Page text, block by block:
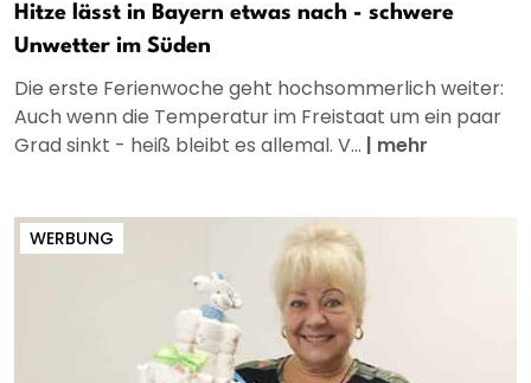
Hitze lässt in Bayern etwas nach - schwere
Unwetter im Süden
Die erste Ferienwoche geht hochsommerlich weiter:
Auch wenn die Temperatur im Freistaat um ein paar
Grad sinkt - heiß bleibt es allemal. V... | mehr
WERBUNG